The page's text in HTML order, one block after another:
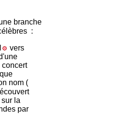
branche
:
vers
concert
nom (
la
par